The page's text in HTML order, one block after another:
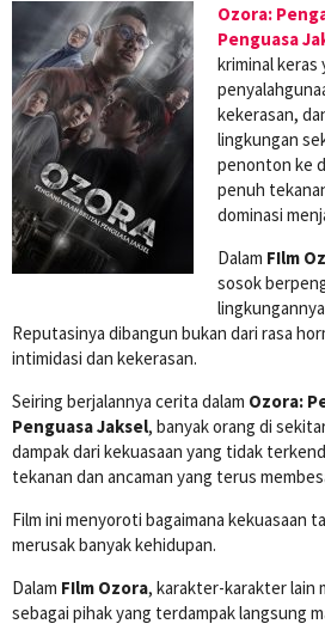
Ozora:
Penguasa
kriminal keras
kekerasan,
lingkungan
penonton ke
penuh
dominasi
Dalam FIlm
sosok
Reputasinya dibangun bukan dari rasa
intimidasi dan kekerasan.
Seiring berjalannya cerita dalam Ozora:
Penguasa Jaksel, banyak orang di
dampak dari kekuasaan yang tidak
tekanan dan ancaman yang terus
Film ini menyoroti bagaimana kekuasaan
merusak banyak kehidupan.
Dalam FIlm Ozora, karakter-karakter lain
sebagai pihak yang terdampak langsung